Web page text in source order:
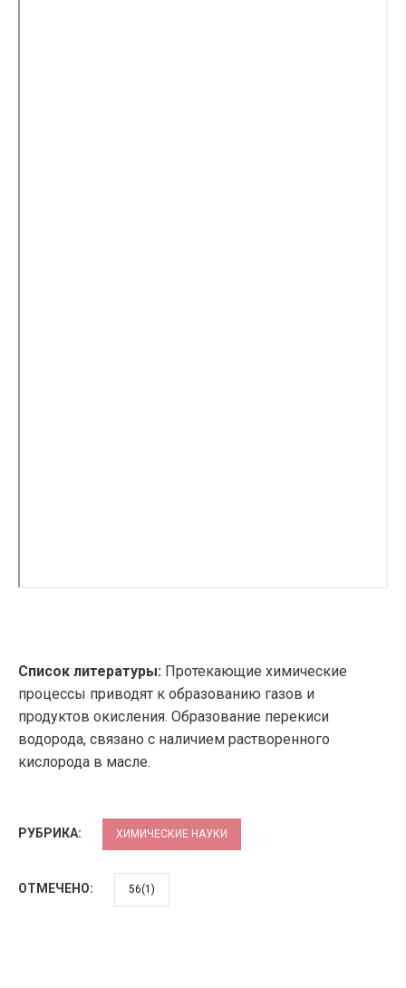
Список литературы: Протекающие химические
процессы приводят к образованию газов и
продуктов окисления. Образование перекиси
водорода, связано с наличием растворенного
кислорода в масле.
РУБРИКА: ХИМИЧЕСКИЕ НАУКИ
ОТМЕЧЕНО: 56(1)